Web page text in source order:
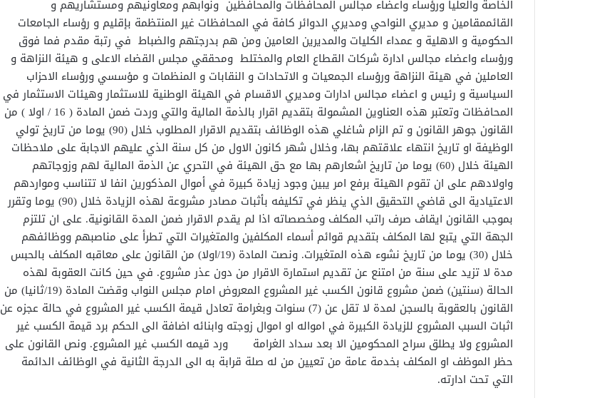
الخاصة والعليا ورؤساء واعضاء مجالس المحافظات والمحافظين ونوابهم ومعاونيهم ومستشاريهم و
القائممقامين و مديري النواحي ومديري الدوائر كافة في المحافظات غير المنتظمة بإقليم و رؤساء الجامعات
الحكومية و الاهلية و عمداء الكليات والمديرين العامين ومن هم بدرجتهم والضباط في رتبة مقدم فما فوق
ورؤساء واعضاء مجالس ادارة شركات القطاع العام والمختلط ومحققي مجلس القضاء الاعلى و هيئة النزاهة و
العاملين في هيئة النزاهة ورؤساء الجمعيات و الاتحادات و النقابات و المنظمات و مؤسسي ورؤساء الاحزاب
السياسية و رئيس و اعضاء مجالس ادارات ومديري الاقسام في الهيئة الوطنية للاستثمار وهيئات الاستثمار في
المحافظات وتعتبر هذه العناوين المشمولة بتقديم اقرار بالذمة المالية والتي وردت ضمن المادة ( 16 / اولا ) من
القانون جوهر القانون و تم الزام شاغلي هذه الوظائف بتقديم الاقرار المطلوب خلال (90) يوما من تاريخ تولي
الوظيفة او تاريخ انتهاء علاقتهم بها، وخلال شهر كانون الاول من كل سنة الذي عليهم الاجابة على ملاحظات
الهيئة خلال (60) يوما من تاريخ اشعارهم بها مع حق الهيئة في التحري عن الذمة المالية لهم وزوجاتهم
واولادهم على ان تقوم الهيئة برفع امر يبين وجود زيادة كبيرة في أموال المذكورين انفا لا تتناسب ومواردهم
الاعتيادية الى قاضي التحقيق الذي ينظر في تكليفه بأثبات مصادر مشروعة لهذه الزيادة خلال (90) يوما وتقرر
بموجب القانون ايقاف صرف راتب المكلف ومخصصاته اذا لم يقدم الاقرار ضمن المدة القانونية. على ان تلتزم
الجهة التي يتبع لها المكلف بتقديم قوائم أسماء المكلفين والمتغيرات التي تطرأ على مناصبهم ووظائفهم
خلال (30) يوما من تاريخ نشوء هذه المتغيرات. ونصت المادة (19/اولا) من القانون على معاقبه المكلف بالحبس
مدة لا تزيد على سنة من امتنع عن تقديم استمارة الاقرار من دون عذر مشروع. في حين كانت العقوبة لهذه
الحالة (سنتين) ضمن مشروع قانون الكسب غير المشروع المعروض امام مجلس النواب وقضت المادة (19/ثانيا) من
القانون بالعقوبة بالسجن لمدة لا تقل عن (7) سنوات وبغرامة تعادل قيمة الكسب غير المشروع في حالة عجزه عن
اثبات السبب المشروع للزيادة الكبيرة في امواله او اموال زوجته وابنائه اضافة الى الحكم برد قيمة الكسب غير
المشروع ولا يطلق سراح المحكومين الا بعد سداد الغرامة ورد قيمه الكسب غير المشروع. ونص القانون على
حظر الموظف او المكلف بخدمة عامة من تعيين من له صلة قرابة به الى الدرجة الثانية في الوظائف الدائمة
التي تحت ادارته.